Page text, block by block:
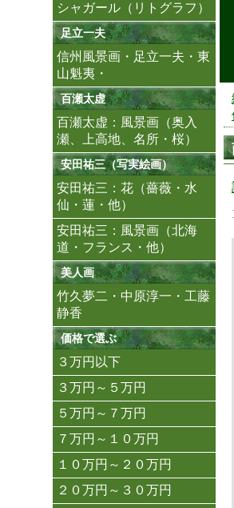
シャガール（リトグラフ）
足立一夫
信州風景画・足立一夫・東
山魁夷・
百瀬太虚
百瀬太虚：風景画（奥入
瀬、上高地、名所・桜）
安田祐三（写実絵画）
安田祐三：花（薔薇・水
仙・蓮・他）
安田祐三：風景画（北海
道・フランス・他）
美人画
竹久夢二・中原淳一・工藤
静香
価格で選ぶ
３万円以下
３万円～５万円
５万円～７万円
７万円～１０万円
１０万円～２０万円
２０万円～３０万円